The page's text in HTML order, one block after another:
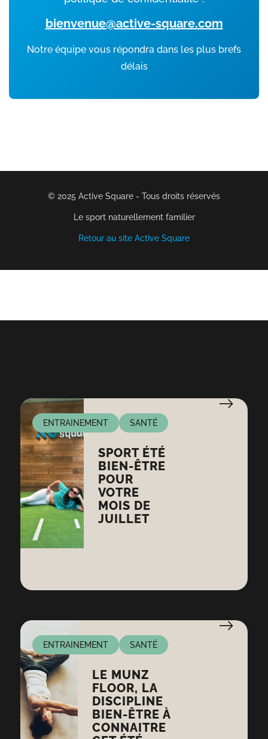
bienvenue@active-square.com
Notre équipe vous répondra dans les plus brefs
délais
© 2025 Active Square - Tous droits réservés
Le sport naturellement familier
Retour au site Active Square
ENTRAINEMENT SANTÉ
SPORT ÉTÉ
BIEN-ÊTRE
POUR
VOTRE
MOIS DE
JUILLET
ENTRAINEMENT SANTÉ
LE MUNZ
FLOOR, LA
DISCIPLINE
BIEN-ÊTRE À
CONNAITRE